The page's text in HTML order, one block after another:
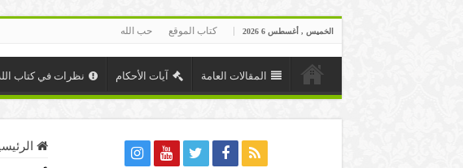
الخميس , أغسطس 6 2026 كتاب الموقع حب الله
المقالات العامة آيات الأحكام نظرات في كتاب